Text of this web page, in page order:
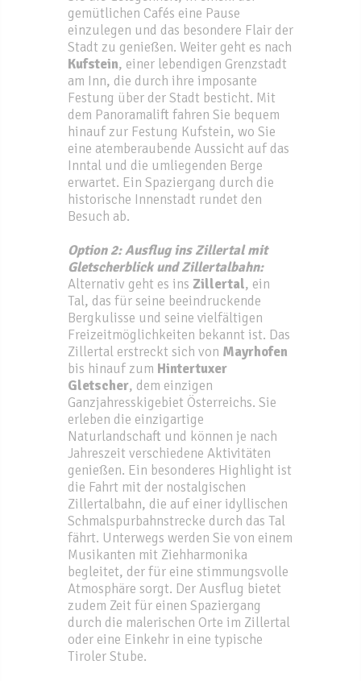
gemütlichen Cafés eine Pause
einzulegen und das besondere Flair der
Stadt zu genießen. Weiter geht es nach
Kufstein, einer lebendigen Grenzstadt
am Inn, die durch ihre imposante
Festung über der Stadt besticht. Mit
dem Panoramalift fahren Sie bequem
hinauf zur Festung Kufstein, wo Sie
eine atemberaubende Aussicht auf das
Inntal und die umliegenden Berge
erwartet. Ein Spaziergang durch die
historische Innenstadt rundet den
Besuch ab.
Option 2: Ausflug ins Zillertal mit
Gletscherblick und Zillertalbahn:
Alternativ geht es ins Zillertal, ein
Tal, das für seine beeindruckende
Bergkulisse und seine vielfältigen
Freizeitmöglichkeiten bekannt ist. Das
Zillertal erstreckt sich von Mayrhofen
bis hinauf zum Hintertuxer
Gletscher, dem einzigen
Ganzjahresskigebiet Österreichs. Sie
erleben die einzigartige
Naturlandschaft und können je nach
Jahreszeit verschiedene Aktivitäten
genießen. Ein besonderes Highlight ist
die Fahrt mit der nostalgischen
Zillertalbahn, die auf einer idyllischen
Schmalspurbahnstrecke durch das Tal
fährt. Unterwegs werden Sie von einem
Musikanten mit Ziehharmonika
begleitet, der für eine stimmungsvolle
Atmosphäre sorgt. Der Ausflug bietet
zudem Zeit für einen Spaziergang
durch die malerischen Orte im Zillertal
oder eine Einkehr in eine typische
Tiroler Stube.